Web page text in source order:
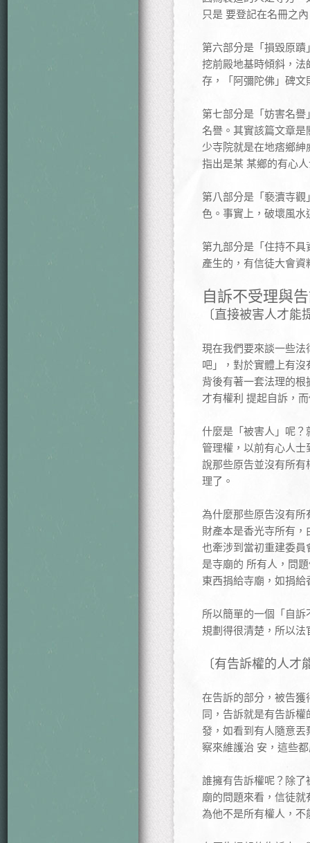
只是 要登記在名冊之
第六部分是「損毀原
挖前殿地基時傾斜，
存，「阿彌陀佛」碑
第七部分是「妨害名
名譽。其實該篇文章
少寺院就是在地痞鄉
指出是某 某鄉的有心
第八部分是「褻瀆寺
色。事實上，破壞風
第九部分是「住持不
產生的，有信徒大會資
自訴不受理與
〔直接被害人才能
現在我們要來談一些
吧」，對於實體上有
背後有著一套法理的
才有權利 提起自訴，
什麼是「被害人」呢
管理權，以前有心人
說那些原告並沒有所
理了。
為什麼那些原告沒有
財產本是香光寺所有
也牽涉到當初重建委
是寺廟的 所有人，問
東西捐給寺廟，如捐
所以簡單的一個「自
規劃得很清楚，所以
〔有告訴權的人才
在告訴的部分，被告
同，告訴就是有告訴
發，如看到有人隨意
察來維護治 安，這些
誰擁有告訴權呢？除
廟的問題來看，信徒
為他不是所有權人，不